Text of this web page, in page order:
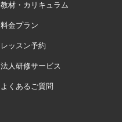
教材・カリキュラム
料金プラン
レッスン予約
法人研修サービス
よくあるご質問